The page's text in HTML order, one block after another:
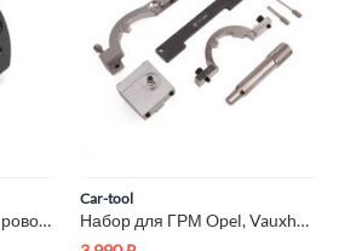
Приспособление для проворота коленвала MERCEDES ACTROS Car-To...
Car-tool
Набор для ГРМ Opel, Vauxhall, Chevrolet Car-Tool CT-1868